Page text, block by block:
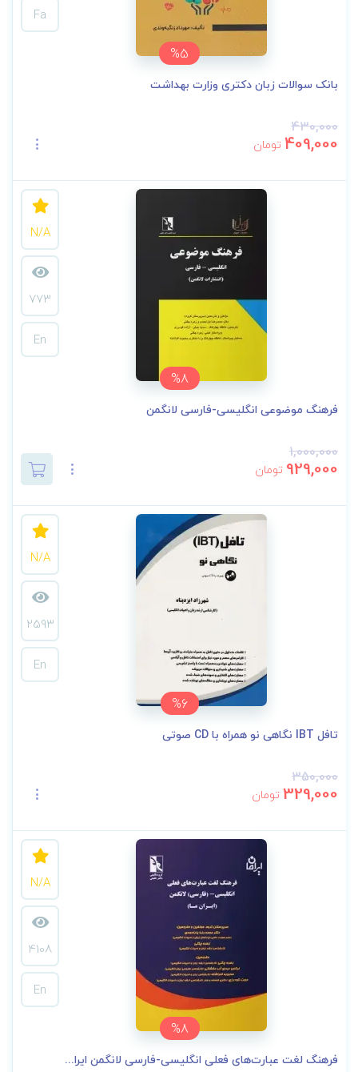
%5
Fa
بانک سوالات زبان دکتری وزارت بهداشت
430,000
409,000 تومان
%8
N/A
773
En
فرهنگ موضوعی انگلیسی-فارسی لانگمن
1,000,000
929,000 تومان
%6
N/A
2593
En
تافل IBT نگاهی نو همراه با CD صوتی
350,000
329,000 تومان
%8
N/A
4108
En
فرهنگ لغت عبارت‌های فعلی انگلیسی-فارسی لانگمن ایرا...